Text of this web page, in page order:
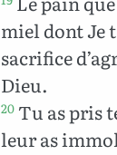
miel dont Je
sacrifice
Dieu.
20 Tu as pris
leur as